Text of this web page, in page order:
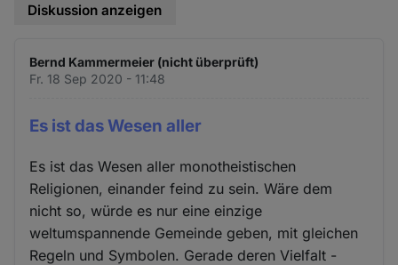
Diskussion anzeigen
Bernd Kammermeier (nicht überprüft)
Fr. 18 Sep 2020 - 11:48
Es ist das Wesen aller
Es ist das Wesen aller monotheistischen
Religionen, einander feind zu sein. Wäre dem
nicht so, würde es nur eine einzige
weltumspannende Gemeinde geben, mit gleichen
Regeln und Symbolen. Gerade deren Vielfalt -